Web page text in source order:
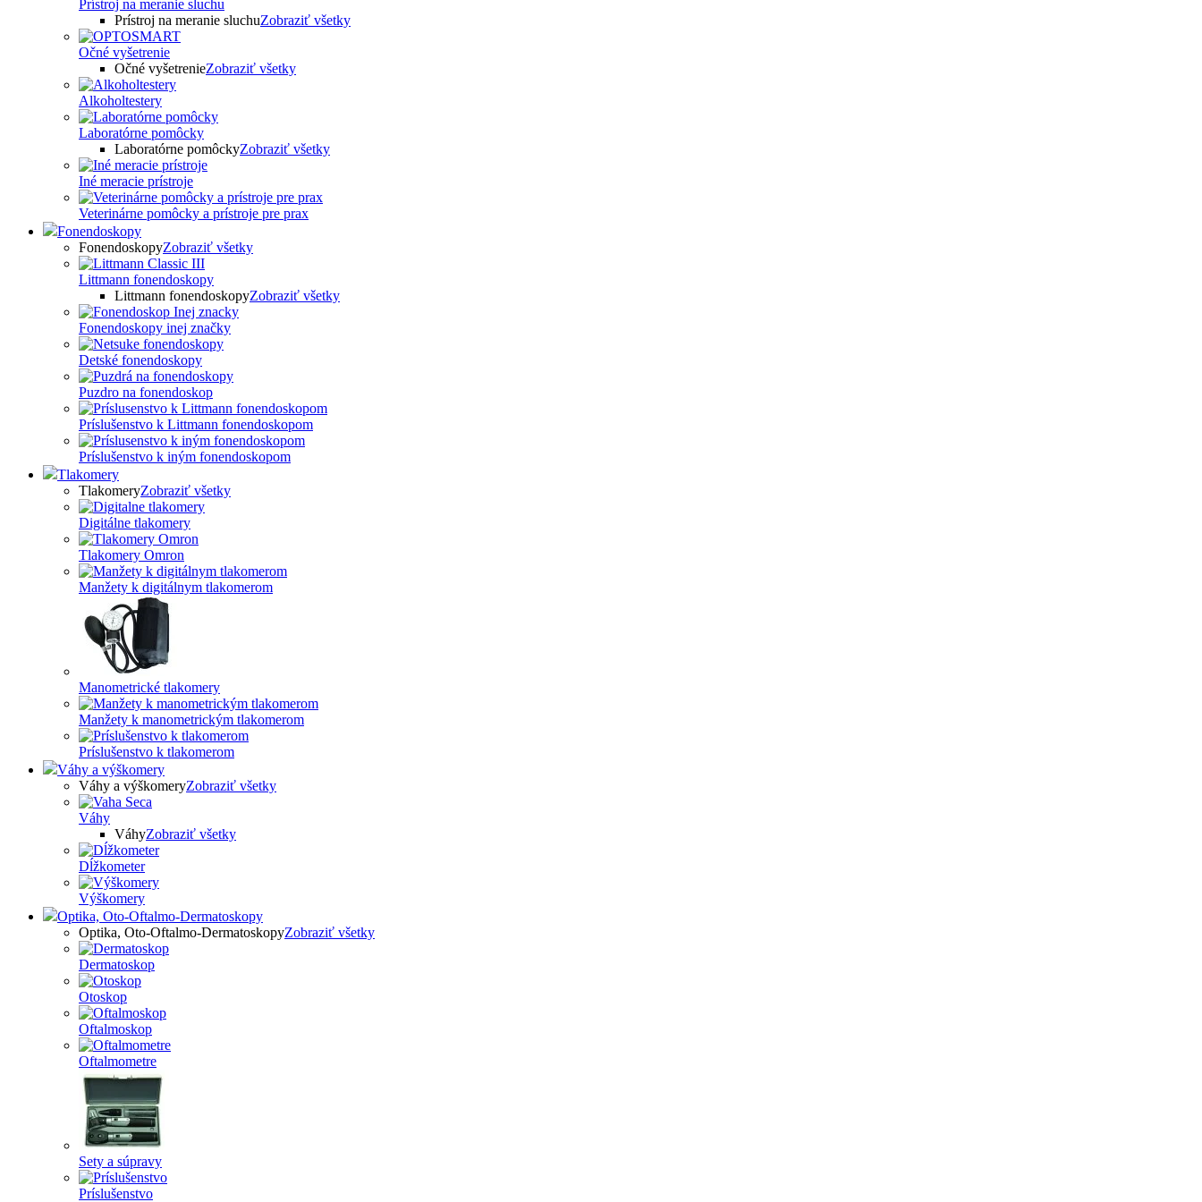
Prístroj na meranie sluchu
Prístroj na meranie sluchuZobraziť všetky
Očné vyšetrenie
Očné vyšetrenieZobraziť všetky
Alkoholtestery
Laboratórne pomôcky
Laboratórne pomôckyZobraziť všetky
Iné meracie prístroje
Veterinárne pomôcky a prístroje pre prax
Fonendoskopy
FonendoskopyZobraziť všetky
Littmann fonendoskopy
Littmann fonendoskopyZobraziť všetky
Fonendoskopy inej značky
Detské fonendoskopy
Puzdro na fonendoskop
Príslušenstvo k Littmann fonendoskopom
Príslušenstvo k iným fonendoskopom
Tlakomery
TlakomeryZobraziť všetky
Digitálne tlakomery
Tlakomery Omron
Manžety k digitálnym tlakomerom
Manometrické tlakomery
Manžety k manometrickým tlakomerom
Príslušenstvo k tlakomerom
Váhy a výškomery
Váhy a výškomeryZobraziť všetky
Váhy
VáhyZobraziť všetky
Dĺžkometer
Výškomery
Optika, Oto-Oftalmo-Dermatoskopy
Optika, Oto-Oftalmo-DermatoskopyZobraziť všetky
Dermatoskop
Otoskop
Oftalmoskop
Oftalmometre
Sety a súpravy
Príslušenstvo